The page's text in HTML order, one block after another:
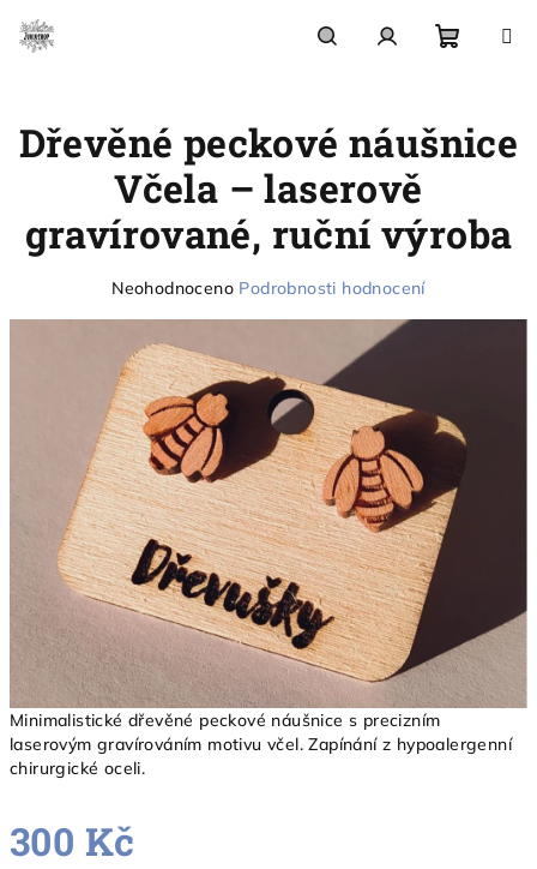
obsah
košík
Minimalistické dřevěné peckové náušnice s precizním
laserovým gravírováním motivu včel. Zapínání z hypoalergenní
chirurgické oceli.
300 Kč
Dřevěné peckové náušnice
Včela – laserově
gravírované, ruční výroba
Průměrné
0,0
z
5
hvězdiček.
Neohodnoceno Podrobnosti hodnocení